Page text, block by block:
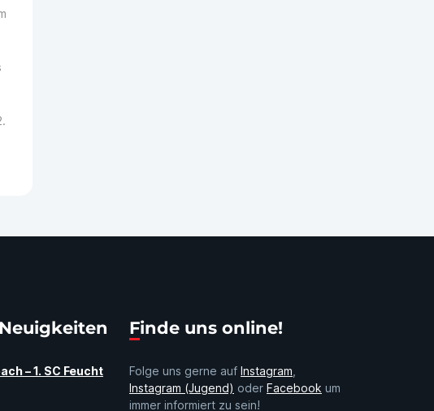
Neuigkeiten
– 1. SC Feucht
Finde uns online!
Folge uns gerne auf Instagram
Instagram (Jugend) oder Facebook um
immer informiert zu sein!